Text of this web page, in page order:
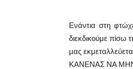
Ενάντια στη
διεκδικούμε πίσω
µας
ΚΑΝΕΝΑΣ ΝΑ